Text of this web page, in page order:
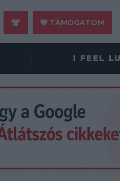
TÁMOGATOM
I FEEL